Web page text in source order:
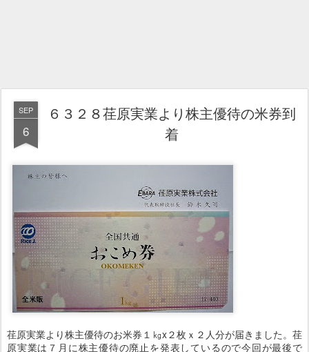
SEP
6
６３２８荏原実業より株主優待の米券到
着
荏原実業より株主優待のお米券１㎏x２枚ｘ２人分が届きました。荏
原実業は７月に株主優待の廃止を発表しているので今回が最後で